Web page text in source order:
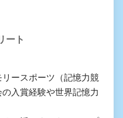
ート
ースポーツ（記憶力競
入賞経験や世界記憶力